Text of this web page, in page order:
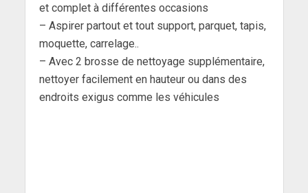
et complet à différentes occasions
– Aspirer partout et tout support, parquet, tapis,
moquette, carrelage..
– Avec 2 brosse de nettoyage supplémentaire,
nettoyer facilement en hauteur ou dans des
endroits exigus comme les véhicules